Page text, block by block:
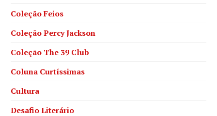
Coleção Feios
Coleção Percy Jackson
Coleção The 39 Club
Coluna Curtíssimas
Cultura
Desafio Literário